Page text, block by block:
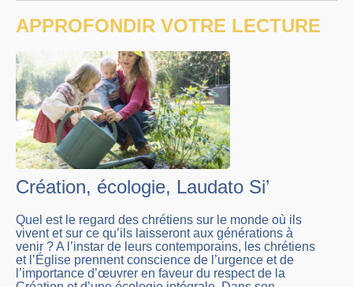
APPROFONDIR VOTRE LECTURE
Création, écologie, Laudato Si’
Quel est le regard des chrétiens sur le monde où ils
vivent et sur ce qu’ils laisseront aux générations à
venir ? A l’instar de leurs contemporains, les chrétiens
et l’Église prennent conscience de l’urgence et de
l’importance d’œuvrer en faveur du respect de la